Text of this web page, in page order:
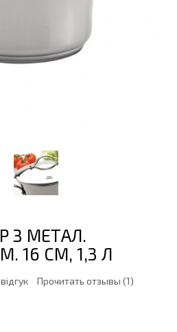
З МЕТАЛ.
16 СМ, 1,3 Л
Прочитать отзывы (1)